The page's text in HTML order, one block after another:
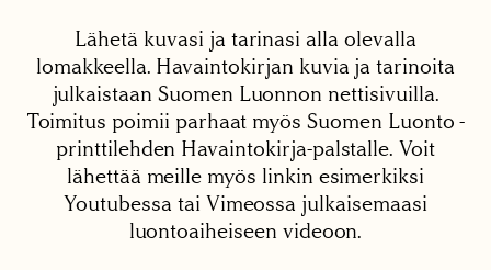
Lähetä kuvasi ja tarinasi alla olevalla
lomakkeella. Havaintokirjan kuvia ja tarinoita
julkaistaan Suomen Luonnon nettisivuilla.
Toimitus poimii parhaat myös Suomen Luonto -
printtilehden Havaintokirja-palstalle. Voit
lähettää meille myös linkin esimerkiksi
Youtubessa tai Vimeossa julkaisemaasi
luontoaiheiseen videoon.